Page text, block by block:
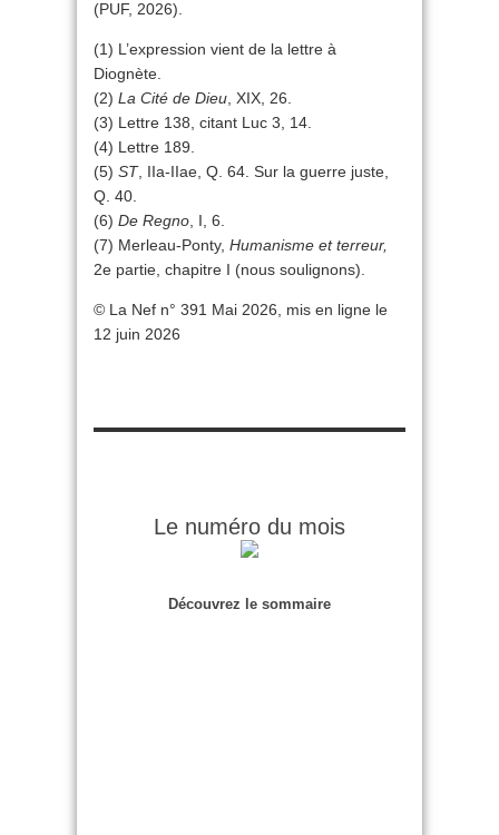
(PUF, 2026).
(1) L’expression vient de la lettre à
Diognète.
(2) La Cité de Dieu , XIX, 26.
(3) Lettre 138, citant Luc 3, 14.
(4) Lettre 189.
(5) ST, IIa-IIae, Q. 64. Sur la guerre juste,
Q. 40.
(6) De Regno , I, 6.
(7) Merleau-Ponty, Humanisme et terreur,
2e partie, chapitre I (nous soulignons).
© La Nef n° 391 Mai 2026, mis en ligne le
12 juin 2026
Le numéro du mois
Découvrez le sommaire